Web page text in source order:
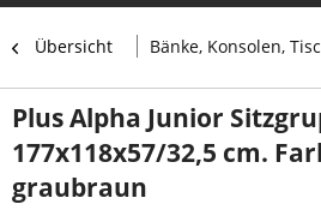
Übersicht Bänke, Konsolen,
Plus Alpha Junior
177x118x57/32,5 cm.
graubraun